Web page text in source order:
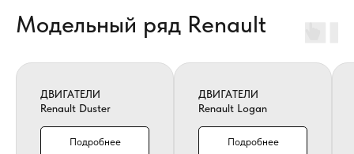
Модельный ряд Renault
ДВИГАТЕЛИ
Renault Duster
Подробнее
ДВИГАТЕЛИ
Renault Logan
Подробнее